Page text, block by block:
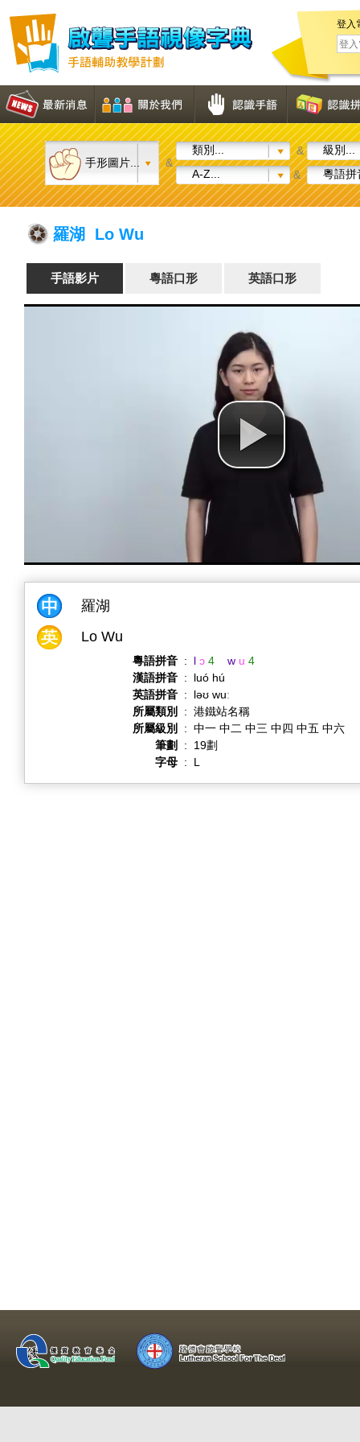
登入
手形圖片... &
類別... &
級別...
A-Z...
& 粵語拼
羅湖 Lo Wu
手語影片 粵語口形 英語口形
羅湖
Lo Wu
粵語拼音 : l ɔ 4 w u 4
漢語拼音 :
luó hú
英語拼音 :
ləʊ wuː
所屬類別
: 港鐵站名稱
所屬級別
: 中一 中二 中三 中四 中五 中六
筆劃
:
19劃
字母 : L